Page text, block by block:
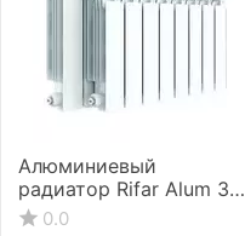
Алюминиевый
радиатор Rifar Alum 350
12 секций
0.0